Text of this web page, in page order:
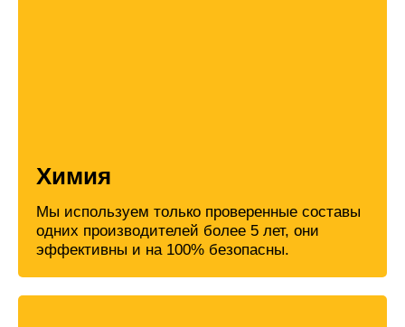
Химия
Мы используем только проверенные составы
одних производителей более 5 лет, они
эффективны и на 100% безопасны.